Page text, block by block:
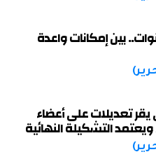
بين إمكانات واعدة
تعديلات على أعضاء
التشكيلة النهائية